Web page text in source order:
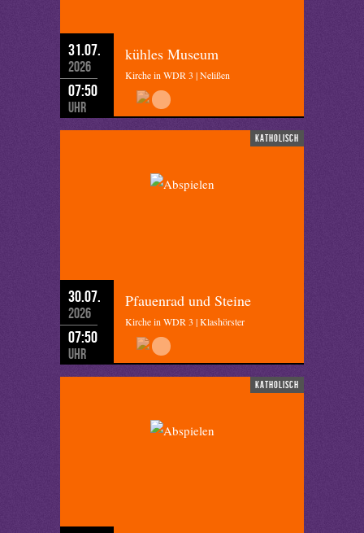
31.07.
2026
07:50
Uhr
kühles Museum
Kirche in WDR 3 | Nelißen
katholisch
30.07.
2026
07:50
Uhr
Pfauenrad und Steine
Kirche in WDR 3 | Klashörster
katholisch